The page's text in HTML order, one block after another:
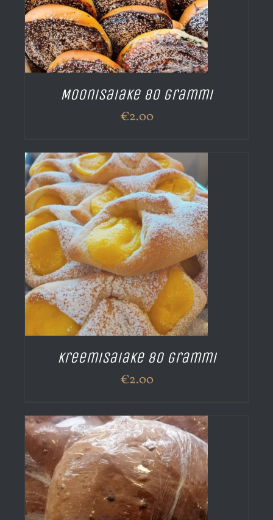
Moonisaiake 80 grammi
€2.00
Kreemisaiake 80 grammi
€2.00